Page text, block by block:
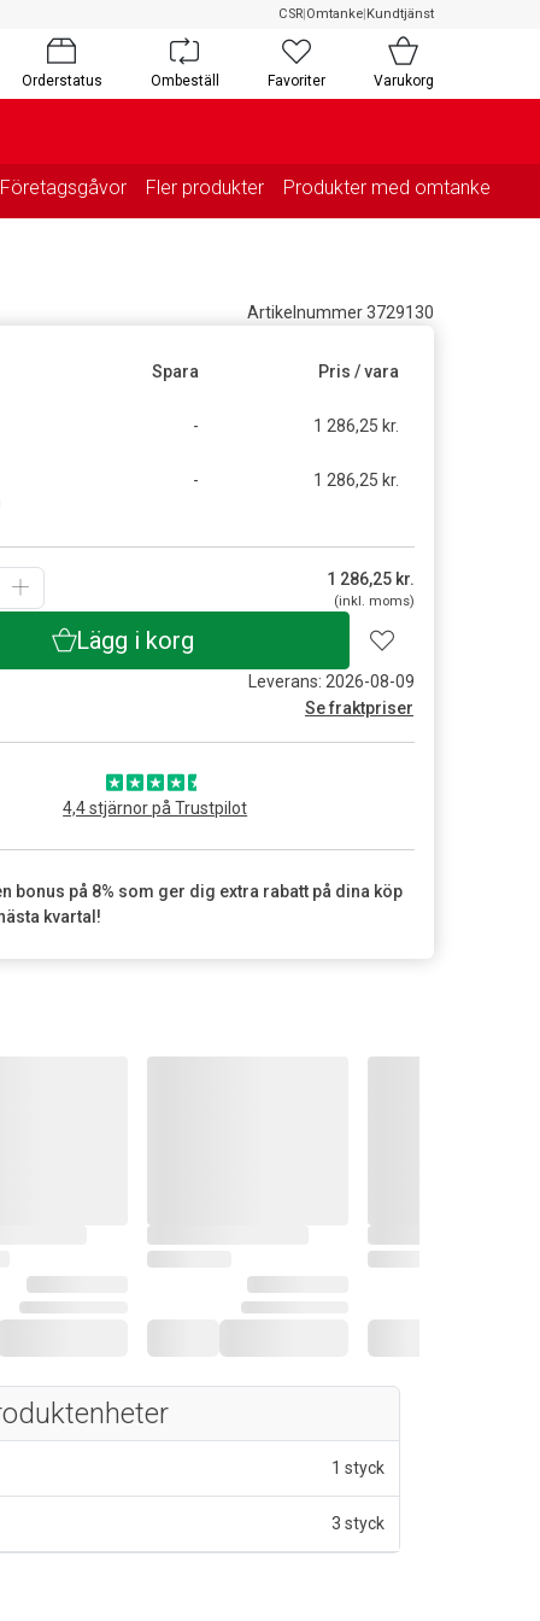
CSR|Omtanke|Kundtjänst
Orderstatus Ombeställ Favoriter Varukorg
Företagsgåvor Fler produkter Produkter med omtanke
Artikelnummer 3729130
Spara Pris / vara
- 1 286,25 kr.
- 1 286,25 kr.
1 286,25kr.
(inkl. moms)
Lägg i korg
Leverans: 2026-08-09
Se fraktpriser
4,4 stjärnor på Trustpilot
bonus på 8% som ger dig extra rabatt på dina köp
kvartal!
1 styck
3 styck